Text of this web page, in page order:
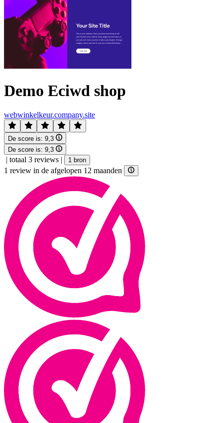
Demo Eciwd shop
webwinkelkeur.company.site
De score is: 9,3
De score is: 9,3
| totaal 3 reviews | 1 bron
1 review in de afgelopen 12 maanden